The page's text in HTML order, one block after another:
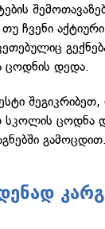
ჩვენი
ცოდნის დედა.
ცოდნა
გამოცდით.